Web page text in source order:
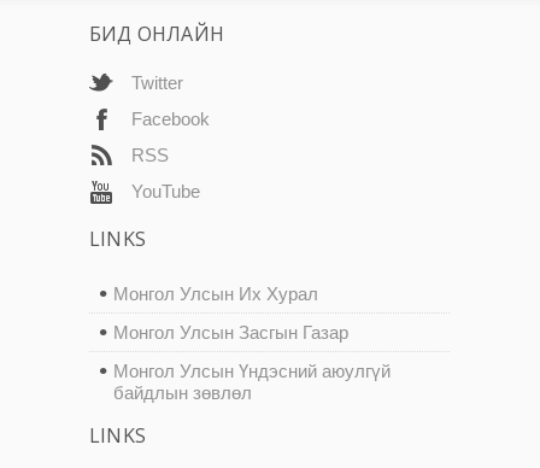
БИД ОНЛАЙН
Twitter
Facebook
RSS
YouTube
LINKS
Монгол Улсын Их Хурал
Монгол Улсын Засгын Газар
Монгол Улсын Үндэсний аюулгүй
байдлын зөвлөл
LINKS